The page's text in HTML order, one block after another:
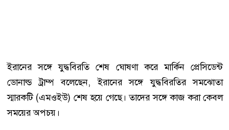
ইরানের সঙ্গে যুদ্ধবিরতি শেষ ঘোষণা করে মার্কিন প্রেসিডেন্ট
ডোনাল্ড ট্রাম্প বলেছেন, ইরানের সঙ্গে যুদ্ধবিরতির সমঝোতা
স্মারকটি (এমওইউ) শেষ হয়ে গেছে। তাদের সঙ্গে কাজ করা কেবল
সময়ের অপচয়।